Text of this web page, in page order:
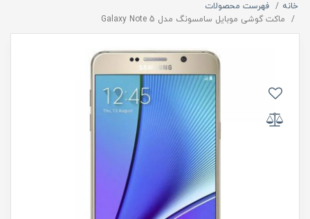
خانه
فهرست محصولات
ماکت گوشی موبایل سامسونگ مدل Galaxy Note 5